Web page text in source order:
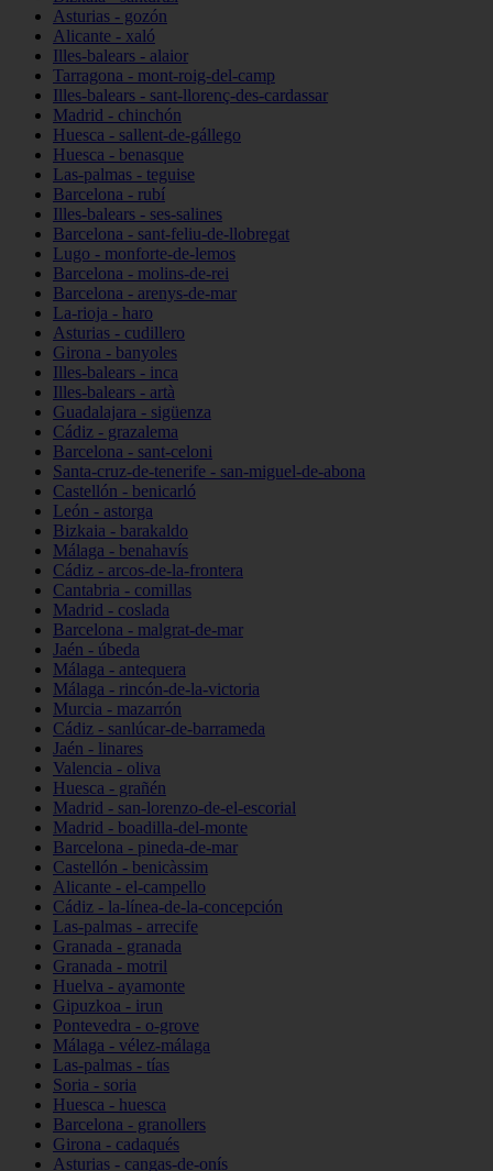
Asturias - gozón
Alicante - xaló
Illes-balears - alaior
Tarragona - mont-roig-del-camp
Illes-balears - sant-llorenç-des-cardassar
Madrid - chinchón
Huesca - sallent-de-gállego
Huesca - benasque
Las-palmas - teguise
Barcelona - rubí
Illes-balears - ses-salines
Barcelona - sant-feliu-de-llobregat
Lugo - monforte-de-lemos
Barcelona - molins-de-rei
Barcelona - arenys-de-mar
La-rioja - haro
Asturias - cudillero
Girona - banyoles
Illes-balears - inca
Illes-balears - artà
Guadalajara - sigüenza
Cádiz - grazalema
Barcelona - sant-celoni
Santa-cruz-de-tenerife - san-miguel-de-abona
Castellón - benicarló
León - astorga
Bizkaia - barakaldo
Málaga - benahavís
Cádiz - arcos-de-la-frontera
Cantabria - comillas
Madrid - coslada
Barcelona - malgrat-de-mar
Jaén - úbeda
Málaga - antequera
Málaga - rincón-de-la-victoria
Murcia - mazarrón
Cádiz - sanlúcar-de-barrameda
Jaén - linares
Valencia - oliva
Huesca - grañén
Madrid - san-lorenzo-de-el-escorial
Madrid - boadilla-del-monte
Barcelona - pineda-de-mar
Castellón - benicàssim
Alicante - el-campello
Cádiz - la-línea-de-la-concepción
Las-palmas - arrecife
Granada - granada
Granada - motril
Huelva - ayamonte
Gipuzkoa - irun
Pontevedra - o-grove
Málaga - vélez-málaga
Las-palmas - tías
Soria - soria
Huesca - huesca
Barcelona - granollers
Girona - cadaqués
Asturias - cangas-de-onís